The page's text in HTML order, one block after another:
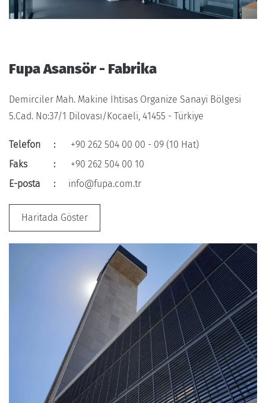
Fupa Asansör - Fabrika
Demirciler Mah. Makine İhtisas Organize Sanayi Bölgesi
5.Cad. No:37/1 Dilovası/Kocaeli, 41455 - Türkiye
Telefon :
+90 262 504 00 00 - 09 (10 Hat)
Faks
:
+90 262 504 00 10
E-posta
: info@fupa.com.tr
Haritada Göster